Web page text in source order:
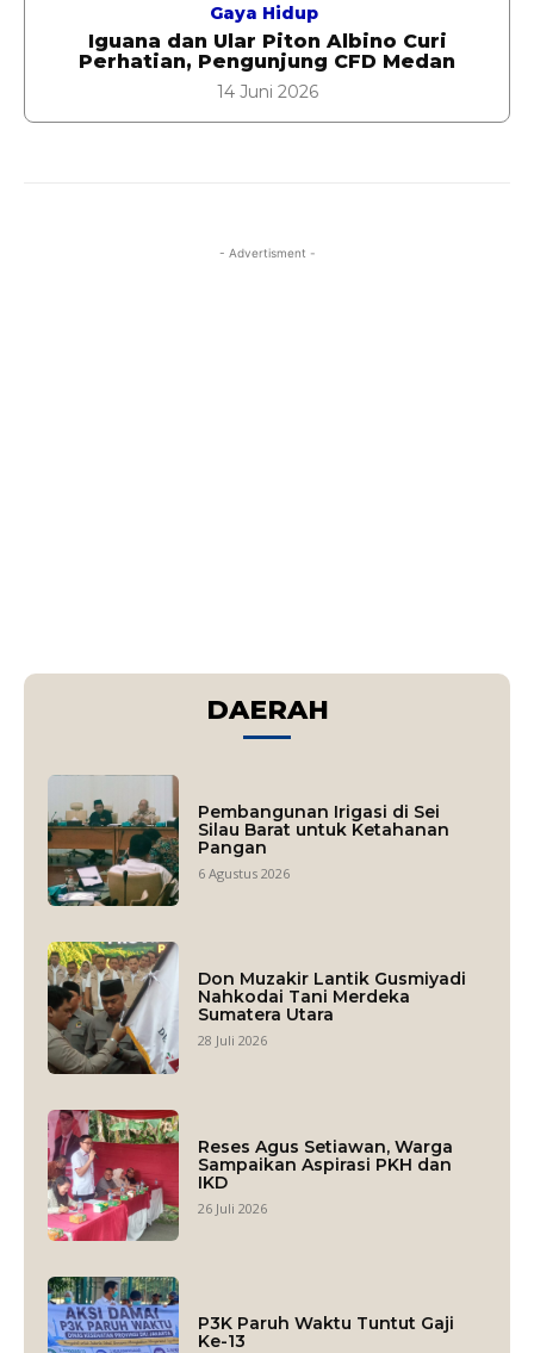
Gaya Hidup
Iguana dan Ular Piton Albino Curi
Perhatian, Pengunjung CFD Medan
14 Juni 2026
- Advertisment -
DAERAH
Pembangunan Irigasi di Sei
Silau Barat untuk Ketahanan
Pangan
6 Agustus 2026
Don Muzakir Lantik Gusmiyadi
Nahkodai Tani Merdeka
Sumatera Utara
28 Juli 2026
Reses Agus Setiawan, Warga
Sampaikan Aspirasi PKH dan
IKD
26 Juli 2026
P3K Paruh Waktu Tuntut Gaji
Ke-13